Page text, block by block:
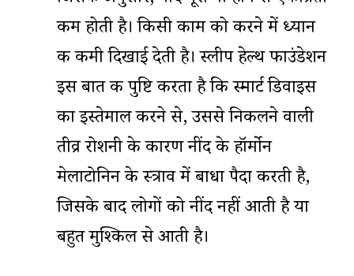
कम होती है। किसी काम को करने में ध्यान
की कमी दिखाई देती है। स्लीप हेल्थ फाउंडेशन
इस बात की पुष्टि करता है कि स्मार्ट डिवाइस
का इस्तेमाल करने से, उससे निकलने वाली
तीव्र रोशनी के कारण नींद के हॉर्मोन
मेलाटोनिन के स्त्राव में बाधा पैदा करती है,
जिसके बाद लोगों को नींद नहीं आती है या
बहुत मुश्किल से आती है।